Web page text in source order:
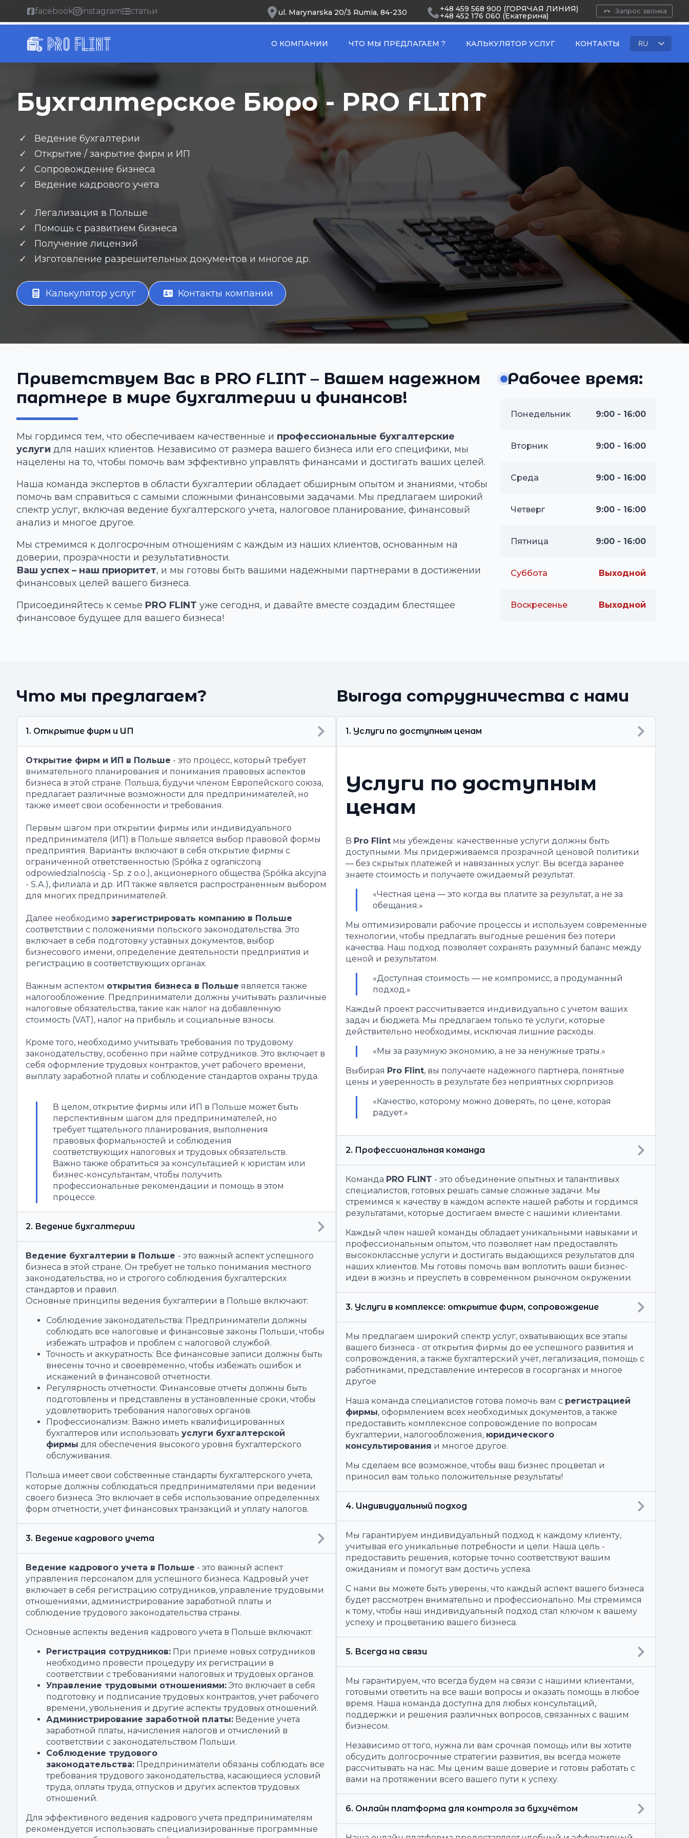
facebook instagram статьи ul. Marynarska 20/3 Rumia, 84-230 +48 459 568 900 (ГОРЯЧАЯ ЛИНИЯ)
+48 452 176 060 (Екатерина)
Запрос звонка
RU
О КОМПАНИИ ЧТО МЫ ПРЕДЛАГАЕМ ? КАЛЬКУЛЯТОР УСЛУГ КОНТАКТЫ
Бухгалтерское Бюро - PRO FLINT
Ведение бухгалтерии
Открытие / закрытие фирм и ИП
Сопровождение бизнеса
Ведение кадрового учета
Легализация в Польше
Помощь с развитием бизнеса
Получение лицензий
Изготовление разрешительных документов и многое др.
Калькулятор услуг Контакты компании
Приветствуем Вас в PRO FLINT – Вашем надежном
партнере в мире бухгалтерии и финансов!
Мы гордимся тем, что обеспечиваем качественные и профессиональные бухгалтерские
услуги для наших клиентов. Независимо от размера вашего бизнеса или его специфики, мы
нацелены на то, чтобы помочь вам эффективно управлять финансами и достигать ваших целей.
Наша команда экспертов в области бухгалтерии обладает обширным опытом и знаниями, чтобы
помочь вам справиться с самыми сложными финансовыми задачами. Мы предлагаем широкий
спектр услуг, включая ведение бухгалтерского учета, налоговое планирование, финансовый
анализ и многое другое.
Мы стремимся к долгосрочным отношениям с каждым из наших клиентов, основанным на
доверии, прозрачности и результативности.
Ваш успех – наш приоритет, и мы готовы быть вашими надежными партнерами в достижении
финансовых целей вашего бизнеса.
Присоединяйтесь к семье PRO FLINT уже сегодня, и давайте вместе создадим блестящее
финансовое будущее для вашего бизнеса!
Рабочее время:
Понедельник 9:00 - 16:00
Вторник 9:00 - 16:00
Среда 9:00 - 16:00
Четверг 9:00 - 16:00
Пятница 9:00 - 16:00
Суббота Выходной
Воскресенье Выходной
Что мы предлагаем?
1. Открытие фирм и ИП
Открытие фирм и ИП в Польше - это процесс, который требует
внимательного планирования и понимания правовых аспектов
бизнеса в этой стране. Польша, будучи членом Европейского союза,
предлагает различные возможности для предпринимателей, но
также имеет свои особенности и требования.
Первым шагом при открытии фирмы или индивидуального
предпринимателя (ИП) в Польше является выбор правовой формы
предприятия. Варианты включают в себя открытие фирмы с
ограниченной ответственностью (Spółka z ograniczoną
odpowiedzialnością - Sp. z o.o.), акционерного общества (Spółka akcyjna
- S.A.), филиала и др. ИП также является распространенным выбором
для многих предпринимателей.
Далее необходимо зарегистрировать компанию в Польше
соответствии с положениями польского законодательства. Это
включает в себя подготовку уставных документов, выбор
бизнесового имени, определение деятельности предприятия и
регистрацию в соответствующих органах.
Важным аспектом открытия бизнеса в Польше является также
налогообложение. Предприниматели должны учитывать различные
налоговые обязательства, такие как налог на добавленную
стоимость (VAT), налог на прибыль и социальные взносы.
Кроме того, необходимо учитывать требования по трудовому
законодательству, особенно при найме сотрудников. Это включает в
себя оформление трудовых контрактов, учет рабочего времени,
выплату заработной платы и соблюдение стандартов охраны труда.
В целом, открытие фирмы или ИП в Польше может быть
перспективным шагом для предпринимателей, но
требует тщательного планирования, выполнения
правовых формальностей и соблюдения
соответствующих налоговых и трудовых обязательств.
Важно также обратиться за консультацией к юристам или
бизнес-консультантам, чтобы получить
профессиональные рекомендации и помощь в этом
процессе.
2. Ведение бухгалтерии
Ведение бухгалтерии в Польше - это важный аспект успешного
бизнеса в этой стране. Он требует не только понимания местного
законодательства, но и строгого соблюдения бухгалтерских
стандартов и правил.
Основные принципы ведения бухгалтерии в Польше включают:
Соблюдение законодательства: Предприниматели должны
соблюдать все налоговые и финансовые законы Польши, чтобы
избежать штрафов и проблем с налоговой службой.
Точность и аккуратность: Все финансовые записи должны быть
внесены точно и своевременно, чтобы избежать ошибок и
искажений в финансовой отчетности.
Регулярность отчетности: Финансовые отчеты должны быть
подготовлены и представлены в установленные сроки, чтобы
удовлетворить требования налоговых органов.
Профессионализм: Важно иметь квалифицированных
бухгалтеров или использовать услуги бухгалтерской
фирмы для обеспечения высокого уровня бухгалтерского
обслуживания.
Польша имеет свои собственные стандарты бухгалтерского учета,
которые должны соблюдаться предпринимателями при ведении
своего бизнеса. Это включает в себя использование определенных
форм отчетности, учет финансовых транзакций и уплату налогов.
3. Ведение кадрового учета
Ведение кадрового учета в Польше - это важный аспект
управления персоналом для успешного бизнеса. Кадровый учет
включает в себя регистрацию сотрудников, управление трудовыми
отношениями, администрирование заработной платы и
соблюдение трудового законодательства страны.
Основные аспекты ведения кадрового учета в Польше включают:
Регистрация сотрудников: При приеме новых сотрудников
необходимо провести процедуру их регистрации в
соответствии с требованиями налоговых и трудовых органов.
Управление трудовыми отношениями: Это включает в себя
подготовку и подписание трудовых контрактов, учет рабочего
времени, увольнения и другие аспекты трудовых отношений.
Администрирование заработной платы: Ведение учета
заработной платы, начисления налогов и отчислений в
соответствии с законодательством Польши.
Соблюдение трудового
законодательства: Предприниматели обязаны соблюдать все
требования трудового законодательства, касающиеся условий
труда, оплаты труда, отпусков и других аспектов трудовых
отношений.
Для эффективного ведения кадрового учета предпринимателям
рекомендуется использовать специализированные программные
Выгода сотрудничества с нами
1. Услуги по доступным ценам
Услуги по доступным
ценам
В Pro Flint мы убеждены: качественные услуги должны быть
доступными. Мы придерживаемся прозрачной ценовой политики
— без скрытых платежей и навязанных услуг. Вы всегда заранее
знаете стоимость и получаете ожидаемый результат.
«Честная цена — это когда вы платите за результат, а не за
обещания.»
Мы оптимизировали рабочие процессы и используем современные
технологии, чтобы предлагать выгодные решения без потери
качества. Наш подход позволяет сохранять разумный баланс между
ценой и результатом.
«Доступная стоимость — не компромисс, а продуманный
подход.»
Каждый проект рассчитывается индивидуально с учетом ваших
задач и бюджета. Мы предлагаем только те услуги, которые
действительно необходимы, исключая лишние расходы.
«Мы за разумную экономию, а не за ненужные траты.»
Выбирая Pro Flint, вы получаете надежного партнера, понятные
цены и уверенность в результате без неприятных сюрпризов.
«Качество, которому можно доверять, по цене, которая
радует.»
2. Профессиональная команда
Команда PRO FLINT - это объединение опытных и талантливых
специалистов, готовых решать самые сложные задачи. Мы
стремимся к качеству в каждом аспекте нашей работы и гордимся
результатами, которые достигаем вместе с нашими клиентами.
Каждый член нашей команды обладает уникальными навыками и
профессиональным опытом, что позволяет нам предоставлять
высококлассные услуги и достигать выдающихся результатов для
наших клиентов. Мы готовы помочь вам воплотить ваши бизнес-
идеи в жизнь и преуспеть в современном рыночном окружении.
3. Услуги в комплексе: открытие фирм, сопровождение
Мы предлагаем широкий спектр услуг, охватывающих все этапы
вашего бизнеса - от открытия фирмы до ее успешного развития и
сопровождения, а также бухгалтерский учёт, легализация, помощь с
работниками, представление интересов в госорганах и многое
другое
Наша команда специалистов готова помочь вам с регистрацией
фирмы, оформлением всех необходимых документов, а также
предоставить комплексное сопровождение по вопросам
бухгалтерии, налогообложения, юридического
консультирования и многое другое.
Мы сделаем все возможное, чтобы ваш бизнес процветал и
приносил вам только положительные результаты!
4. Индивидуальный подход
Мы гарантируем индивидуальный подход к каждому клиенту,
учитывая его уникальные потребности и цели. Наша цель -
предоставить решения, которые точно соответствуют вашим
ожиданиям и помогут вам достичь успеха.
С нами вы можете быть уверены, что каждый аспект вашего бизнеса
будет рассмотрен внимательно и профессионально. Мы стремимся
к тому, чтобы наш индивидуальный подход стал ключом к вашему
успеху и процветанию вашего бизнеса.
5. Всегда на связи
Мы гарантируем, что всегда будем на связи с нашими клиентами,
готовыми ответить на все ваши вопросы и оказать помощь в любое
время. Наша команда доступна для любых консультаций,
поддержки и решения различных вопросов, связанных с вашим
бизнесом.
Независимо от того, нужна ли вам срочная помощь или вы хотите
обсудить долгосрочные стратегии развития, вы всегда можете
рассчитывать на нас. Мы ценим ваше доверие и готовы работать с
вами на протяжении всего вашего пути к успеху.
6. Онлайн платформа для контроля за бухучётом